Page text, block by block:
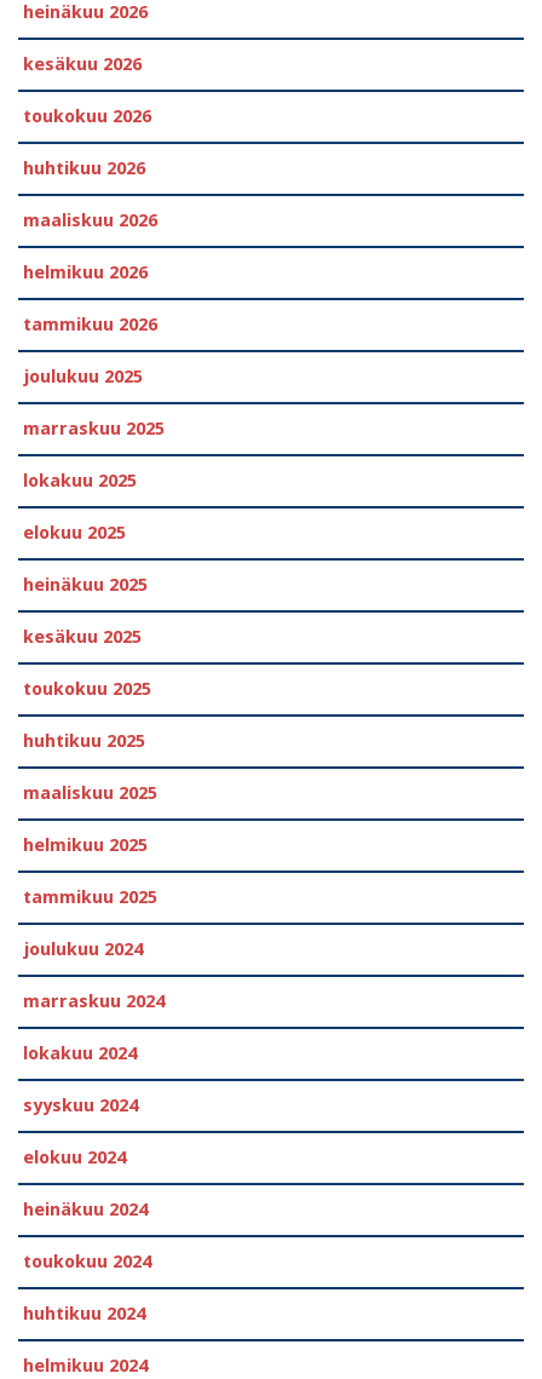
heinäkuu 2026
kesäkuu 2026
toukokuu 2026
huhtikuu 2026
maaliskuu 2026
helmikuu 2026
tammikuu 2026
joulukuu 2025
marraskuu 2025
lokakuu 2025
elokuu 2025
heinäkuu 2025
kesäkuu 2025
toukokuu 2025
huhtikuu 2025
maaliskuu 2025
helmikuu 2025
tammikuu 2025
joulukuu 2024
marraskuu 2024
lokakuu 2024
syyskuu 2024
elokuu 2024
heinäkuu 2024
toukokuu 2024
huhtikuu 2024
helmikuu 2024